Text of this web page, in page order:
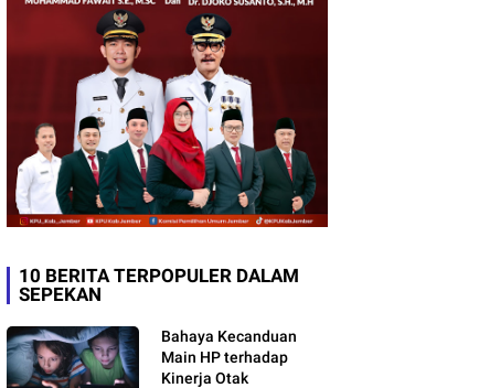
10 BERITA TERPOPULER DALAM
SEPEKAN
Bahaya Kecanduan
Main HP terhadap
Kinerja Otak